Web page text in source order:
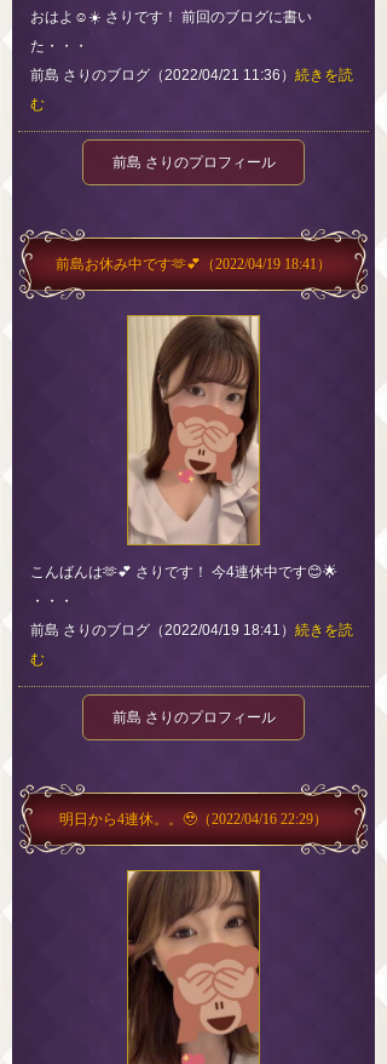
おはよ☺️☀️ さりです！ 前回のブログに書い
た・・・
前島 さりのブログ（2022/04/21 11:36） 続きを読
む
前島 さりのプロフィール
前島お休み中です🫶💕 （2022/04/19 18:41）
こんばんは🫶💕 さりです！ 今4連休中です😊🌟
・・・
前島 さりのブログ（2022/04/19 18:41） 続きを読
む
前島 さりのプロフィール
明日から4連休。。🥹 （2022/04/16 22:29）